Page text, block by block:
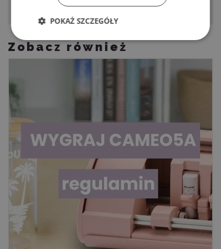
Zobacz również
POKAŻ SZCZEGÓŁY